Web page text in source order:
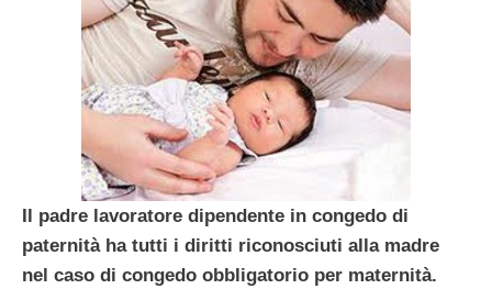
Il padre lavoratore dipendente in congedo di
paternità ha tutti i diritti riconosciuti alla madre
nel caso di congedo obbligatorio per maternità.